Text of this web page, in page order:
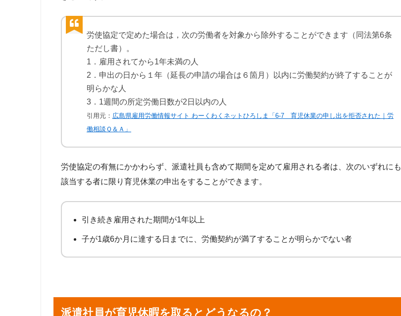
労使協定で定めた場合は，次の労働者を対象から除外することができます（同法第6条
ただし書）。
1．雇用されてから1年未満の人
2．申出の日から１年（延長の申請の場合は６箇月）以内に労働契約が終了することが
明らかな人
3．1週間の所定労働日数が2日以内の人
引用元： 広島県雇用労働情報サイト わーくわくネットひろしま「6-7 育児休業の申し出を拒否された｜労
働相談Ｑ＆Ａ」
労使協定の有無にかかわらず、派遣社員も含めて期間を定めて雇用される者は、次のいずれにも
該当する者に限り育児休業の申出をすることができます。
引き続き雇用された期間が1年以上
子が1歳6か月に達する日までに、労働契約が満了することが明らかでない者
派遣社員が育児休暇を取るとどうなるの？